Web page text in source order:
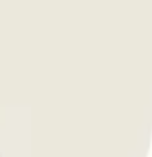
all'ingresso corretto
per aprire l'uscita e le
sulla tua